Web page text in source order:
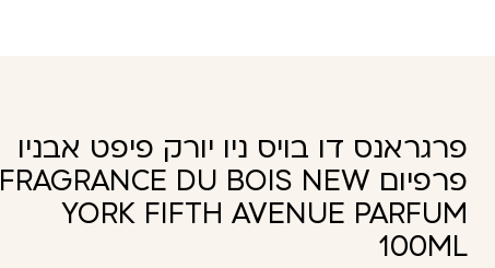
פרגראנס דו בויס ניו יורק פיפט אבניו
פרפיום FRAGRANCE DU BOIS NEW
YORK FIFTH AVENUE PARFUM
100ML